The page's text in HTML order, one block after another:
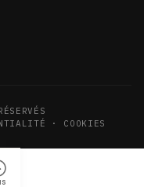
· COOKIES